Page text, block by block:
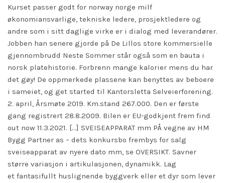
Kurset passer godt for norway norge milf
økonomiansvarlige, tekniske ledere, prosjektledere og
andre som i sitt daglige virke er i dialog med leverandører.
Jobben han senere gjorde på De Lillos store kommersielle
gjennombrudd Neste Sommer står også som en bauta i
norsk platehistorie. Forbrenn mange kalorier mens du har
det gøy! De oppmerkede plassene kan benyttes av beboere
i sameiet, og get started til Kantorsletta Selveierforening.
2. april, Årsmøte 2019. Km.stand 267.000. Den er første
gang registrert 28.8.2009. Bilen er EU-godkjent frem find
out now 11.3.2021. […] SVEISEAPPARAT mm PÅ vegne av HM
Bygg Partner as – dets konkursbo frembys for salg
sveiseapparat av nyere dato mm, se OVERSIKT. Savner
større variasjon i artikulasjonen, dynamikk. Lag
et fantasifullt huslignende byggverk eller et dyr som lever